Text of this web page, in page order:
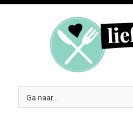
Ga naar...